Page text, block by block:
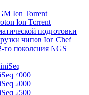
Ion Torrent
Ion Torrent
подготовки
чипов Ion Chef
поколения NGS
4000
2000
2500